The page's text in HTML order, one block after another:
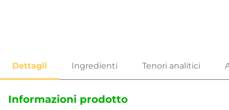
Informazioni prodotto